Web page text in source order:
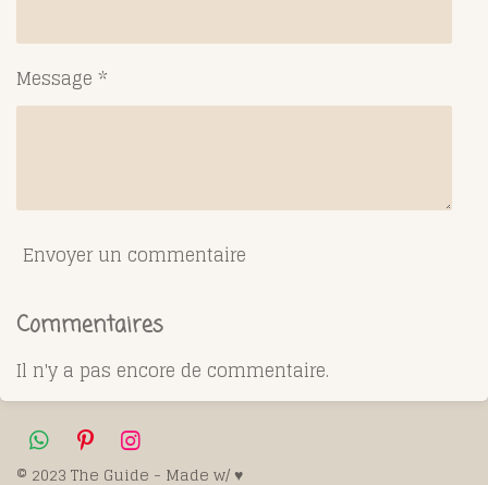
Message *
Envoyer un commentaire
Commentaires
Il n'y a pas encore de commentaire.
W
h
P
i
I
n
© 2023 The Guide - Made w/ ♥️